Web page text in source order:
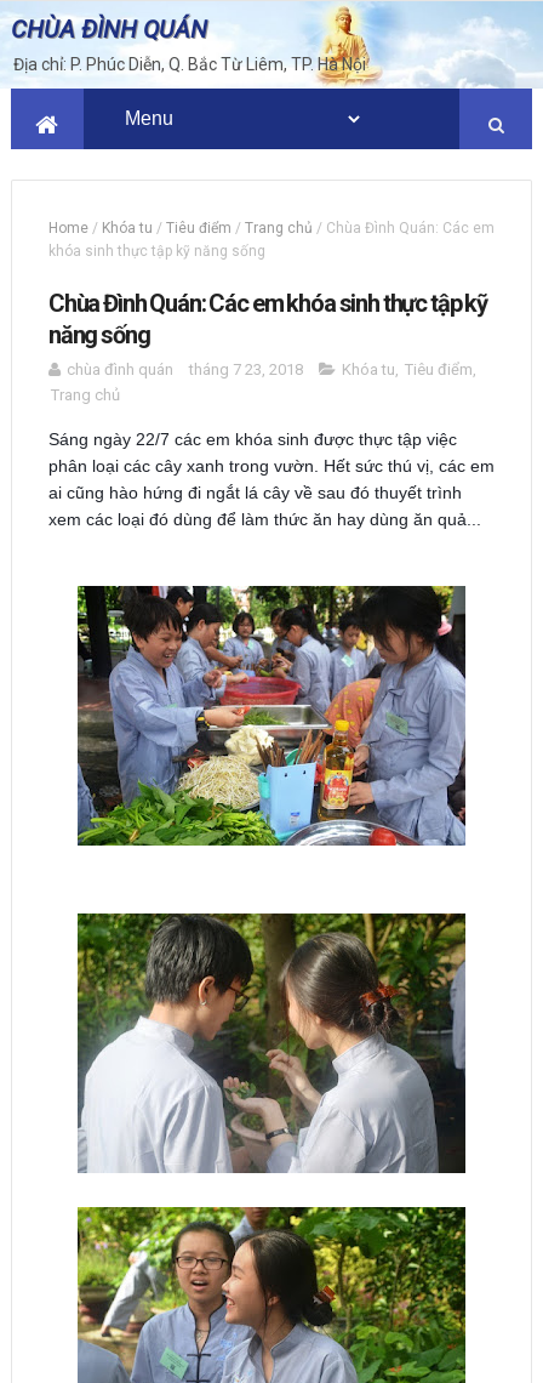
CHÙA ĐÌNH QUÁN
Địa chỉ: P. Phúc Diễn, Q. Bắc Từ Liêm, TP. Hà Nội
Home / Khóa tu / Tiêu điểm / Trang chủ / Chùa Đình Quán: Các em
khóa sinh thực tập kỹ năng sống
Chùa Đình Quán: Các em khóa sinh thực tập kỹ
năng sống
chùa đình quán tháng 7 23, 2018 Khóa tu, Tiêu điểm,
Trang chủ
Sáng ngày 22/7 các em khóa sinh được thực tập việc
phân loại các cây xanh trong vườn. Hết sức thú vị, các em
ai cũng hào hứng đi ngắt lá cây về sau đó thuyết trình
xem các loại đó dùng để làm thức ăn hay dùng ăn quả...